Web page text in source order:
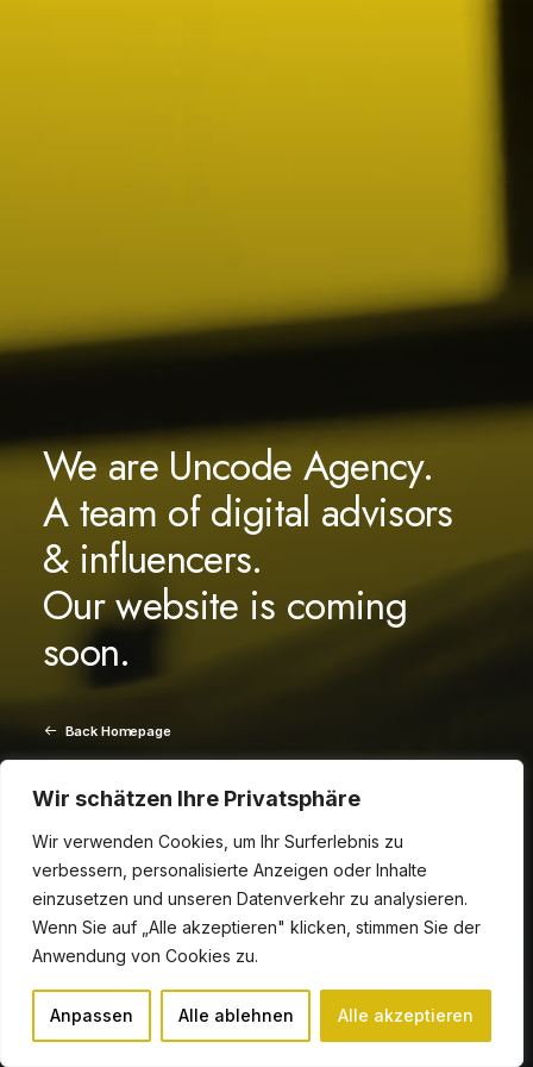
Wir schätzen Ihre Privatsphäre
Wir verwenden Cookies, um Ihr Surferlebnis zu
verbessern, personalisierte Anzeigen oder Inhalte
einzusetzen und unseren Datenverkehr zu analysieren.
Wenn Sie auf „Alle akzeptieren" klicken, stimmen Sie der
Anwendung von Cookies zu.
Anpassen Alle ablehnen Alle akzeptieren
We are Uncode Agency.
A team of digital advisors
& influencers.
Our website is coming
soon.
Back Homepage
— Get in touch
— Tel +1 (320) 786-5435